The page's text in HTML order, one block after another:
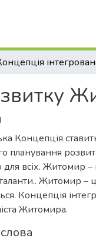
Концепція
планування
всіх. Житомир –
Житомир –
Концепція
Житомира.